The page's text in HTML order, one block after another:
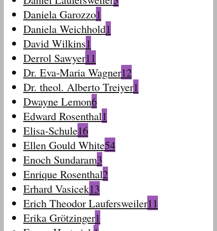
Daniela Garozzo1
Daniela Weichhold1
David Wilkins1
Derrol Sawyer11
Dr. Eva-Maria Wagner12
Dr. theol. Alberto Treiyer1
Dwayne Lemon6
Edward Rosenthal1
Elisa-Schule16
Ellen Gould White54
Enoch Sundaram3
Enrique Rosenthal2
Erhard Vasicek13
Erich Theodor Laufersweiler11
Erika Grötzinger1